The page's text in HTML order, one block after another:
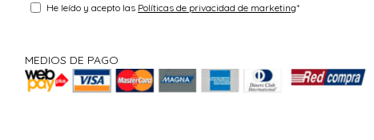
He leído y acepto las Políticas de privacidad de marketing*
MEDIOS DE PAGO